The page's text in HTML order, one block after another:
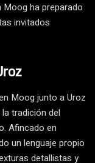
ha preparado
invitados
Moog junto a Uroz
tradición del
Afincado en
un lenguaje propio
detallistas y